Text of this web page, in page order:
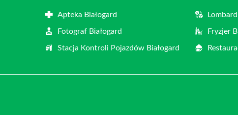
Apteka Białogard
Fotograf Białogard Fryzjer
Stacja Kontroli Pojazdów Białogard